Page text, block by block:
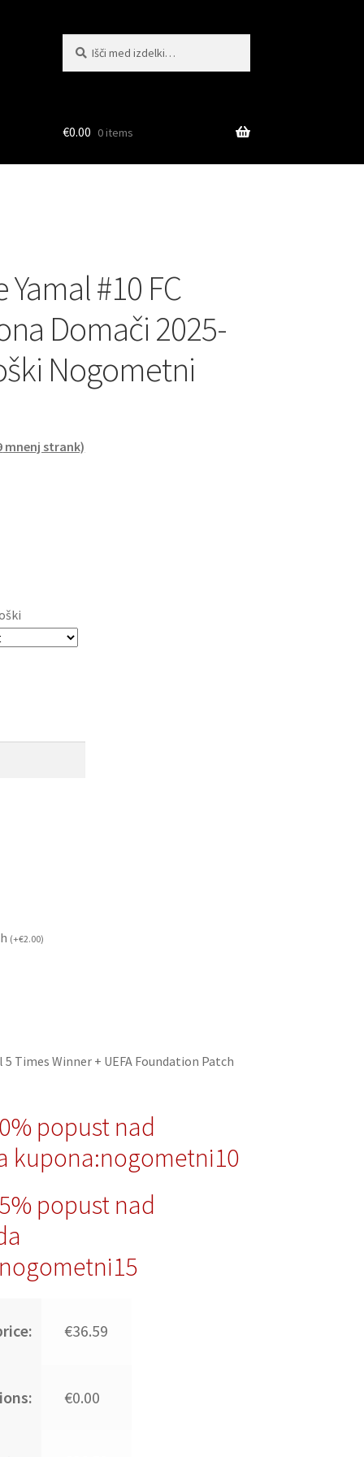
€0.00 0 items
Yamal #10 FC
Domači 2025-
Nogometni
mnenj strank)
(+€2.00)
5 Times Winner + UEFA Foundation Patch
popust nad
kupona:nogometni10
popust nad
€36.59
€0.00